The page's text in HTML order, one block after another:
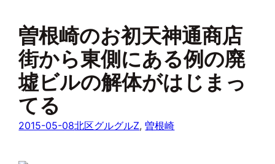
曽根崎のお初天神通商店
街から東側にある例の廃
墟ビルの解体がはじまっ
てる
2015-05-08北区グルグルZ, 曽根崎